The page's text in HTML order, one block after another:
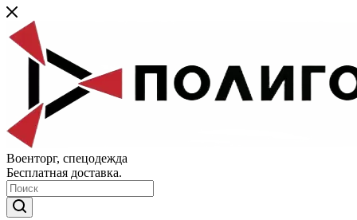
Военторг, спецодежда
Бесплатная доставка.